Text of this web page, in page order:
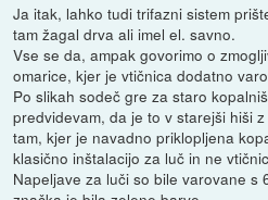
Ja itak, lahko tudi trifazni sistem
tam žagal drva ali imel el. savno.
Vse se da, ampak govorimo o
omarice, kjer je vtičnica dodatno
Po slikah sodeč gre za staro
predvidevam, da je to v starejši hiši
tam, kjer je navadno priklopljena
klasično inštalacijo za luč in ne
Napeljave za luči so bile varovane s